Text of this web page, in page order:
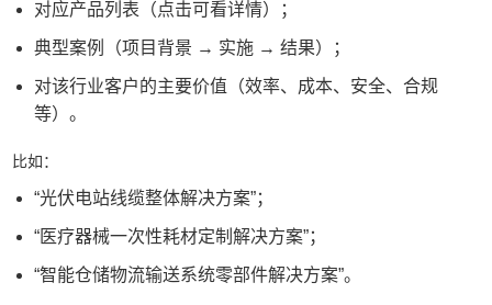
对应产品列表（点击可看详情）；
典型案例（项目背景 → 实施 → 结果）；
对该行业客户的主要价值（效率、成本、安全、合规
等）。
比如：
“光伏电站线缆整体解决方案”；
“医疗器械一次性耗材定制解决方案”；
“智能仓储物流输送系统零部件解决方案”。